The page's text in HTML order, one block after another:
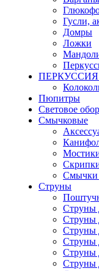
Гусли,
Домры
Ложки
Пюпитры
Световое
Смычковые
Смычки
Струны
Струны
Струны
Струны
Струны
Струны
Струны